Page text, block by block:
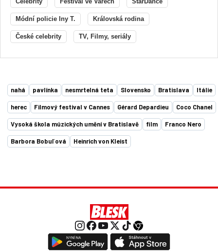
Módní policie Iny T. Královská rodina
České celebrity TV, Filmy, seriály
nahá pavlínka nesmrtelná teta Slovensko Bratislava Itálie
herec Filmový festival v Cannes Gérard Depardieu Coco Chanel
Vysoká škola múzických umění v Bratislavě film Franco Nero
Barbora Bobuľová Heinrich von Kleist